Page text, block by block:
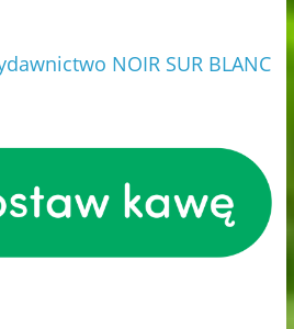
NOIR SUR BLANC